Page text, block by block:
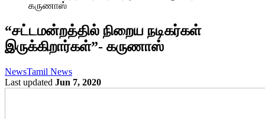
கருணாஸ்
“சட்டமன்றத்தில் நிறைய நடிகர்கள்
இருக்கிறார்கள்”- கருணாஸ்
NewsTamil News
Last updated Jun 7, 2020